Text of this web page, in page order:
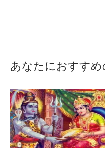
あなたにおすすめ